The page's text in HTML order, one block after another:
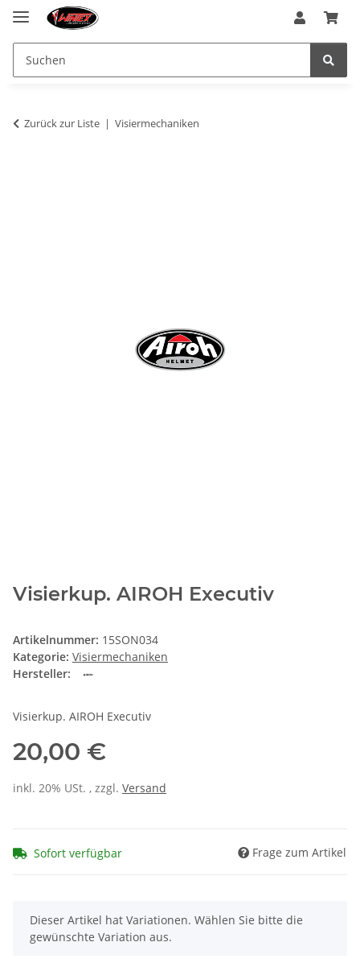
Zurück zur Liste Visiermechaniken
Visierkup. AIROH Executiv
Artikelnummer: 15SON034
Kategorie: Visiermechaniken
Hersteller:
Visierkup. AIROH Executiv
20,00 €
inkl. 20% USt. , zzgl. Versand
Sofort verfügbar Frage zum Artikel
x
Dieser Artikel hat Variationen. Wählen Sie bitte die
gewünschte Variation aus.